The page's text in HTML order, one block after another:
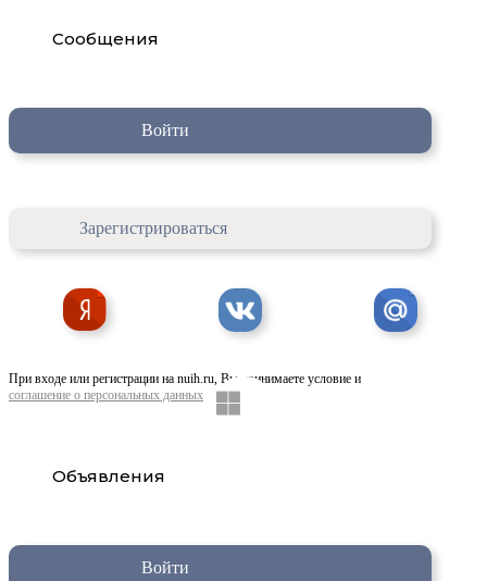
Сообщения
Войти
Зарегистрироваться
При входе или регистрации на nuih.ru, Вы принимаете условие и
соглашение о персональных данных
Объявления
Войти